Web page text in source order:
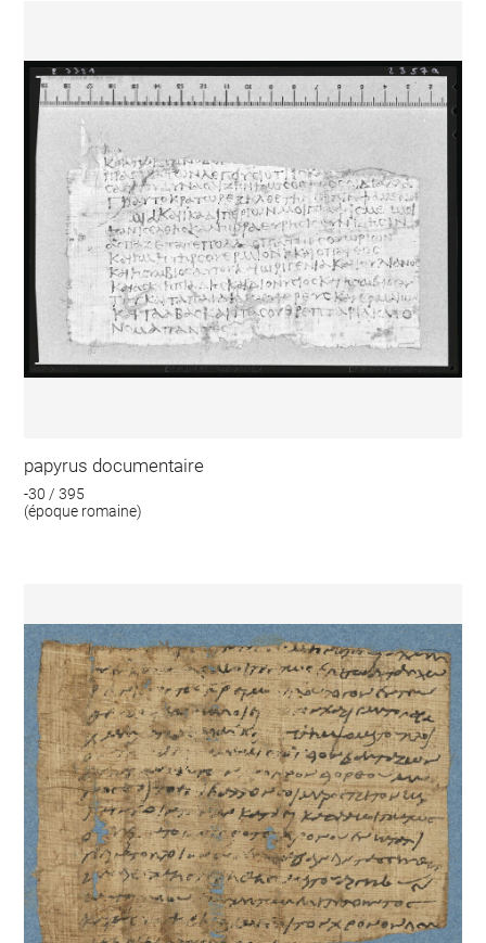
papyrus documentaire
-30 / 395
(époque romaine)